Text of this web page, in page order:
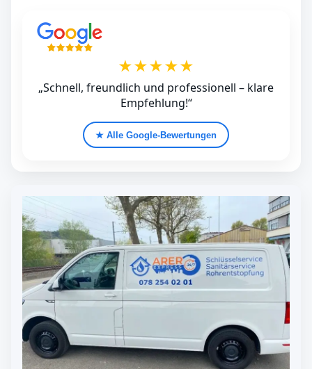
★★★★★
„Schnell, freundlich und professionell – klare
Empfehlung!“
★ Alle Google‑Bewertungen